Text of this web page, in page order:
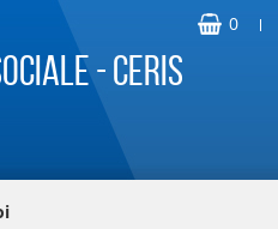
- CERIS